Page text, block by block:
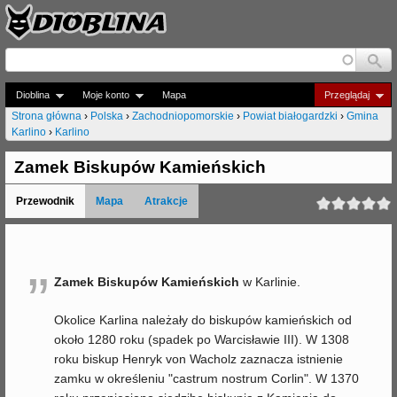
Jump to navigation
Dioblina Moje konto Przeglądaj
Mapa
J
e
s
t
Strona główna › Polska › Zachodniopomorskie › Powiat białogardzki › Gmina
Karlino › Karlino
Zamek Biskupów Kamieńskich
Przewodnik Mapa Atrakcje
” Zamek Biskupów Kamieńskich w Karlinie.
Okolice Karlina należały do biskupów kamieńskich od
około 1280 roku (spadek po Warcisławie III). W 1308
roku biskup Henryk von Wacholz zaznacza istnienie
zamku w określeniu "castrum nostrum Corlin". W 1370